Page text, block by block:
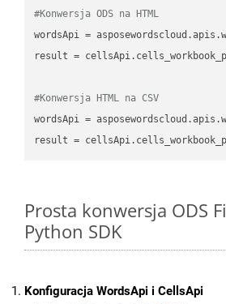
#Konwersja ODS na HTML
wordsApi =
result =
#Konwersja HTML na CSV
wordsApi =
result =
Prosta konwersja ODS
Python SDK
Konfiguracja WordsApi i CellsApi